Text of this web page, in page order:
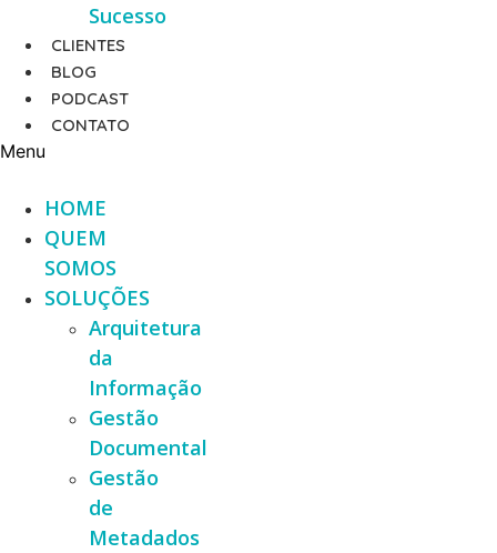
Sucesso
CLIENTES
BLOG
PODCAST
CONTATO
Menu
HOME
QUEM
SOMOS
SOLUÇÕES
Arquitetura
da
Informação
Gestão
Documental
Gestão
de
Metadados